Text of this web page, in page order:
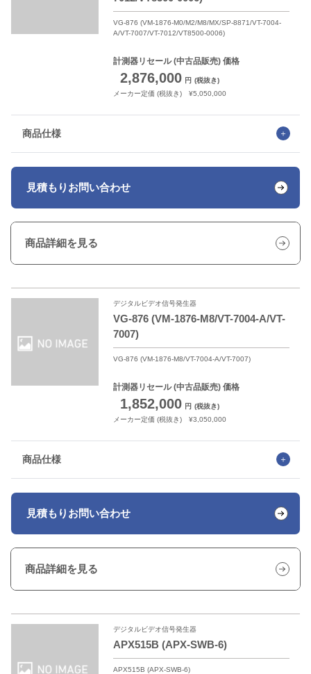
VG-876 (VM-1876-M0/M2/M8/MX/SP-8871/VT-7004-
A/VT-7007/VT-7012/VT8500-0006)
計測器リセール(中古品販売) 価格
2,876,000 円 (税抜き)
メーカー定価 (税抜き) ¥5,050,000
商品仕様
見積もり お問い合わせ
商品詳細を見る
デジタルビデオ信号発生器
VG-876 (VM-1876-M8/VT-7004-A/VT-
7007)
VG-876 (VM-1876-M8/VT-7004-A/VT-7007)
計測器リセール(中古品販売) 価格
1,852,000 円 (税抜き)
メーカー定価 (税抜き) ¥3,050,000
商品仕様
見積もり お問い合わせ
商品詳細を見る
デジタルビデオ信号発生器
APX515B (APX-SWB-6)
APX515B (APX-SWB-6)